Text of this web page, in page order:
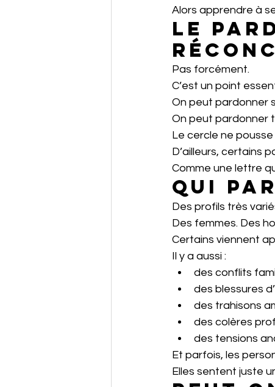
Alors apprendre à
Le
Pas forcément.
C’est un point
On peut pardonner
On peut pardonner
Le cercle ne
D’ailleurs, certains
Comme une lettre
Qui
Des profils très
Des femmes. Des
Certains viennent
Il y a aussi :
des conflits
des blessures
des trahisons
des colères
des tensions
Et parfois, les
Elles sentent juste